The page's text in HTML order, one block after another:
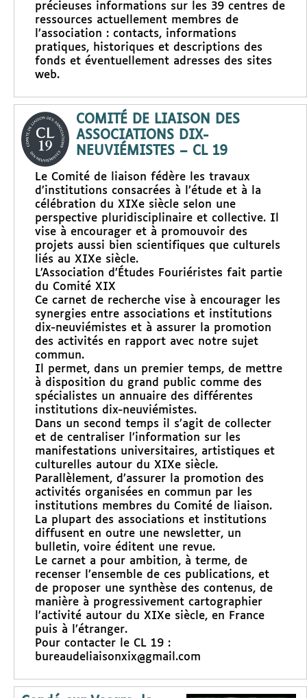
précieuses informations sur les 39 centres de
ressources actuellement membres de
l’association : contacts, informations
pratiques, historiques et descriptions des
fonds et éventuellement adresses des sites
web.
COMITÉ DE LIAISON DES
ASSOCIATIONS DIX-
NEUVIÉMISTES – CL 19
Le Comité de liaison fédère les travaux
d’institutions consacrées à l’étude et à la
célébration du XIXe siècle selon une
perspective pluridisciplinaire et collective. Il
vise à encourager et à promouvoir des
projets aussi bien scientifiques que culturels
liés au XIXe siècle.
L’Association d’Études Fouriéristes fait partie
du Comité XIX
Ce carnet de recherche vise à encourager les
synergies entre associations et institutions
dix-neuviémistes et à assurer la promotion
des activités en rapport avec notre sujet
commun.
Il permet, dans un premier temps, de mettre
à disposition du grand public comme des
spécialistes un annuaire des différentes
institutions dix-neuviémistes.
Dans un second temps il s’agit de collecter
et de centraliser l’information sur les
manifestations universitaires, artistiques et
culturelles autour du XIXe siècle.
Parallèlement, d’assurer la promotion des
activités organisées en commun par les
institutions membres du Comité de liaison.
La plupart des associations et institutions
diffusent en outre une newsletter, un
bulletin, voire éditent une revue.
Le carnet a pour ambition, à terme, de
recenser l’ensemble de ces publications, et
de proposer une synthèse des contenus, de
manière à progressivement cartographier
l’activité autour du XIXe siècle, en France
puis à l’étranger.
Pour contacter le CL 19 :
bureaudeliaisonxix@gmail.com